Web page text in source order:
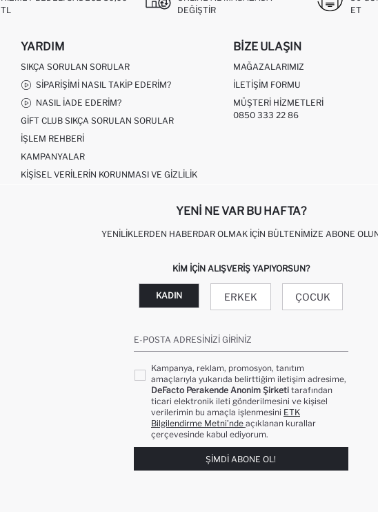
TL
DEĞIŞTIR
ET
YARDIM
SIKÇA SORULAN SORULAR
SIPARIŞIMI NASIL TAKIP EDERIM?
NASIL İADE EDERIM?
GIFT CLUB SIKÇA SORULAN SORULAR
İŞLEM REHBERI
KAMPANYALAR
KIŞISEL VERILERIN KORUNMASI VE GIZLILIK
BIZE ULAŞIN
MAĞAZALARIMIZ
İLETIŞIM FORMU
MÜŞTERI HIZMETLERI
0850 333 22 86
YENI NE VAR BU HAFTA?
YENILIKLERDEN HABERDAR OLMAK İÇIN BÜLTENIMIZE ABONE
KIM IÇIN ALIŞVERIŞ YAPIYORSUN?
KADIN ERKEK ÇOCUK
E-POSTA ADRESINIZI GIRINIZ
Kampanya, reklam, promosyon, tanıtım
amaçlarıyla yukarıda belirttiğim iletişim adresime,
DeFacto Perakende Anonim Şirketi tarafından
ticari elektronik ileti gönderilmesini ve kişisel
verilerimin bu amaçla işlenmesini ETK
Bilgilendirme Metni’nde açıklanan kurallar
çerçevesinde kabul ediyorum.
ŞIMDI ABONE OL!